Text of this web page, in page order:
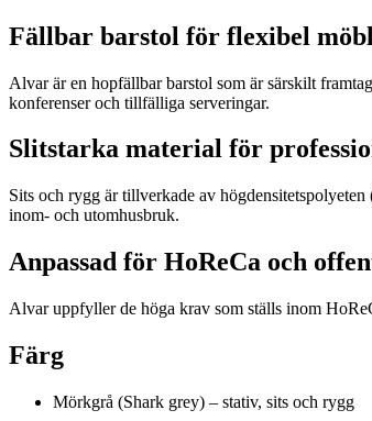
Fällbar barstol för flexibel
Alvar är en hopfällbar barstol som är särskilt
konferenser och tillfälliga serveringar.
Slitstarka material för
Sits och rygg är tillverkade av
inom- och utomhusbruk.
Anpassad för HoReCa och
Alvar uppfyller de höga krav som ställs inom
Färg
Mörkgrå (Shark grey) – stativ, sits och rygg